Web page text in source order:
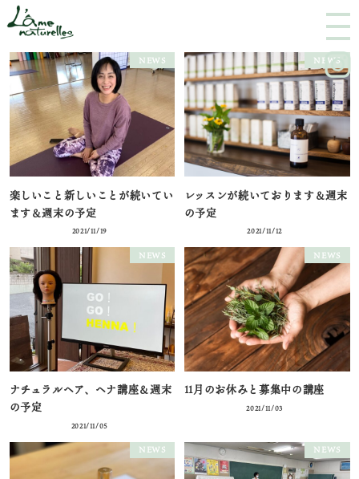
N
U
NEWS
楽しいこと新しいことが続いてい
ます＆週末の予定
2021/11/19
NEWS
レッスンが続いております＆週末
の予定
2021/11/12
NEWS
ナチュラルヘア、ヘナ講座＆週末
の予定
2021/11/05
NEWS
11月のお休みと募集中の講座
2021/11/03
NEWS NEWS